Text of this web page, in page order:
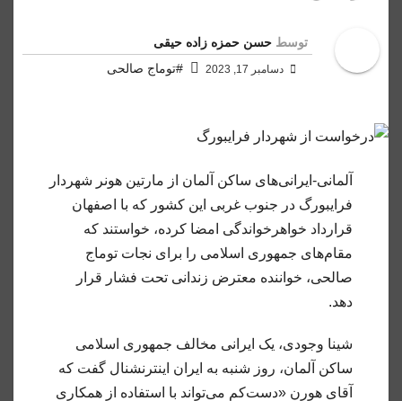
توسط حسن حمزه زاده حیقی
دسامبر 17, 2023 #توماج صالحی
آلمانی-ایرانی‌های ساکن آلمان از مارتین هونر شهردار
فرایبورگ در جنوب غربی این کشور که با اصفهان
قرارداد خواهرخواندگی امضا کرده، خواستند که
مقام‌های جمهوری اسلامی را برای نجات توماج
صالحی، خواننده معترض زندانی تحت فشار قرار
دهد.
شینا وجودی، یک ایرانی مخالف جمهوری اسلامی
ساکن آلمان، روز شنبه به ایران اینترنشنال گفت که
آقای هورن «دست‌کم می‌تواند با استفاده از همکاری